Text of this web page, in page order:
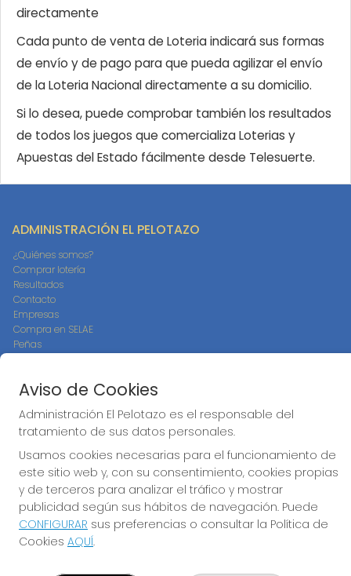
directamente
Cada punto de venta de Loteria indicará sus formas
de envío y de pago para que pueda agilizar el envío
de la Loteria Nacional directamente a su domicilio.
Si lo desea, puede comprobar también los resultados
de todos los juegos que comercializa Loterias y
Apuestas del Estado fácilmente desde Telesuerte.
ADMINISTRACIÓN EL PELOTAZO
¿Quiénes somos?
Comprar lotería
Resultados
Contacto
Empresas
Compra en SELAE
Peñas
Registro
CONTACTO
ADMINISTRACION DE LOTERIAS: 17-CADIZ - RECEPTOR
OFICIAL: 21300
956073495
Clica aquí para contactar por WhatsApp
640517524
info@administracionelpelotazo.es
Callejones Cardoso nº12
Aviso de Cookies
Administración El Pelotazo es el responsable del
tratamiento de sus datos personales.
Usamos cookies necesarias para el funcionamiento de
este sitio web y, con su consentimiento, cookies propias
y de terceros para analizar el tráfico y mostrar
publicidad según sus hábitos de navegación. Puede
CONFIGURAR sus preferencias o consultar la Política de
Cookies AQUÍ.